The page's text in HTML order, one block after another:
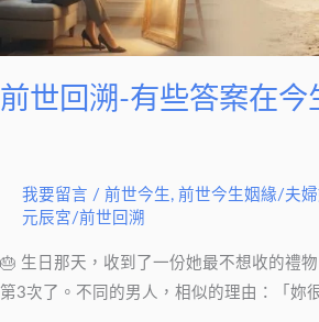
前世回溯-有些答案在今
我要留言 / 前世今生 , 前世今生姻緣/夫
元辰宮/前世回溯
🎂 生日那天，收到了一份她最不想收的禮
第3次了。不同的男人，相似的理由：「妳
些
在